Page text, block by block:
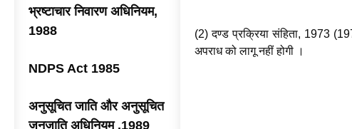
भ्रष्टाचार निवारण अधिनियम,
1988
NDPS Act 1985
अनुसूचित जाति और अनुसूचित
जनजाति अधिनियम ,1989
(2) दण्ड प्रक्रिया संहिता, 1973
अपराध को लागू नहीं होगी ।